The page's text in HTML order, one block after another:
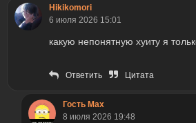
Hikikomori
6 июля 2026 15:01
какую непонятную хуиту я
Ответить Цитата
Гость Max
8 июля 2026 19:48